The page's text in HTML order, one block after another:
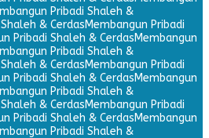
Pribadi Shaleh &
& CerdasMembangun Pribadi
Pribadi Shaleh & CerdasMembangun
Pribadi Shaleh &
& CerdasMembangun Pribadi
Pribadi Shaleh & CerdasMembangun
Pribadi Shaleh &
& CerdasMembangun Pribadi
Pribadi Shaleh & CerdasMembangun
Pribadi Shaleh &